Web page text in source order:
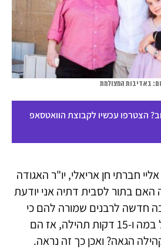
באדיבות המצולמת
הצטרפו עכשיו לקבוצת הוואטסאפ
חברתי חן אריאלי, יו"ר האגודה
בתור לסבית דתיה אני יודעת
חדשה לרבנים שמורה להם כי
במקרה של רצון לקבל במה ו-15 דקות תהילה, אז הם
הגאה? ואכן כך זה נראה.